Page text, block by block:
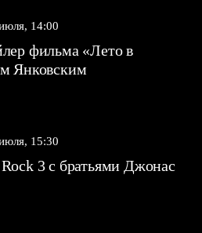
14:00
фильма «Лето в
Янковским
15:30
3 с братьями Джонас